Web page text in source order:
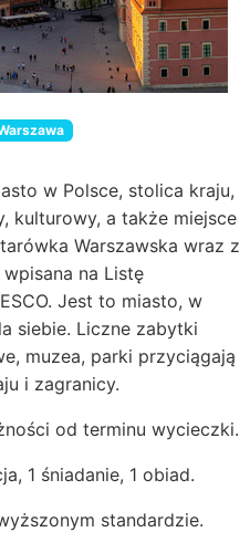
w Polsce, stolica kraju,
kulturowy, a także miejsce
Warszawska wraz z
na Listę
Jest to miasto, w
siebie. Liczne zabytki
muzea, parki przyciągają
i zagranicy.
od terminu wycieczki.
1 śniadanie, 1 obiad.
standardzie.